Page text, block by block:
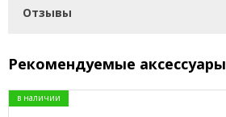
Отзывы
Рекомендуемые аксессуары
в наличии